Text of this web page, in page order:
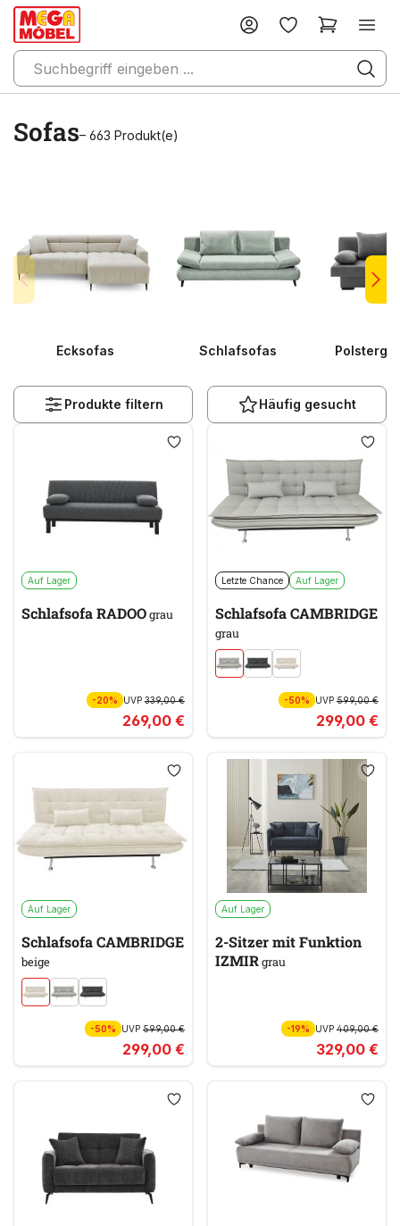
Sofas– 663 Produkt(e)
Ecksofas Schlafsofas
Produkte filtern Häufig gesucht
Auf Lager
Schlafsofa RADOOgrau
-20% UVP 339,00 €
269,00 €
Letzte Chance Auf Lager
Schlafsofa CAMBRIDGE
grau
-50% UVP599,00 €
299,00 €
Auf Lager
Schlafsofa CAMBRIDGE
beige
-50% UVP 599,00 €
299,00 €
Auf Lager
2-Sitzer mit Funktion
IZMIRgrau
-19% UVP409,00 €
329,00 €